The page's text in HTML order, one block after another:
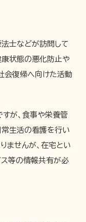
士などが訪問して
康状態の悪化防止や
会復帰へ向けた活動
が、食事や栄養管
常生活の看護を行い
ませんが、在宅とい
等の情報共有が必